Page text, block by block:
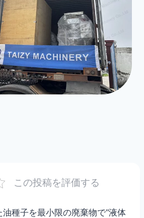
この投稿を評価する
種子を最小限の廃棄物で“液体